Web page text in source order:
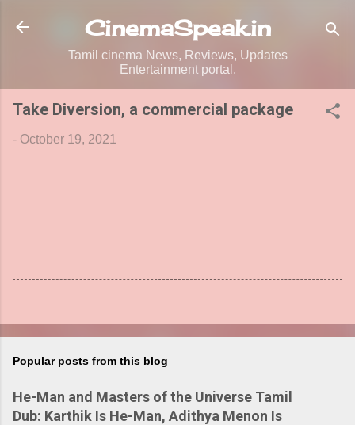
Skip to main content
CinemaSpeak.in
Tamil cinema News, Reviews, Updates
Entertainment portal.
Take Diversion, a commercial package
- October 19, 2021
Popular posts from this blog
He-Man and Masters of the Universe Tamil
Dub: Karthik Is He-Man, Adithya Menon Is